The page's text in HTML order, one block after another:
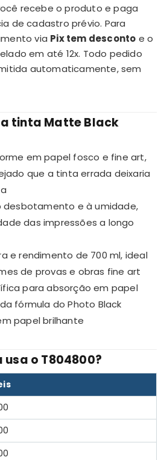
recebe o produto e paga
de cadastro prévio. Para
via Pix tem desconto e o
em até 12x. Todo pedido
automaticamente, sem
tinta Matte Black
em papel fosco e fine art,
que a tinta errada deixaria
desbotamento e à umidade,
das impressões a longo
e rendimento de 700 ml, ideal
de provas e obras fine art
para absorção em papel
fórmula do Photo Black
papel brilhante
o T804800?